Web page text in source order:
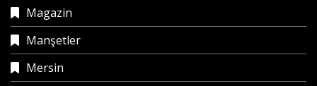
Magazin
Manşetler
Mersin